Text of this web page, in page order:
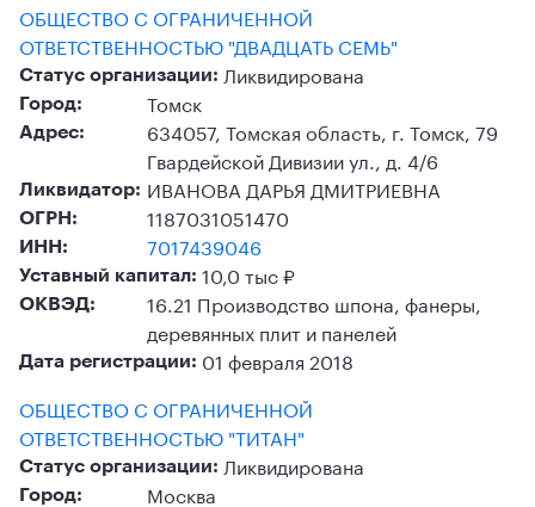
ОБЩЕСТВО С ОГРАНИЧЕННОЙ
ОТВЕТСТВЕННОСТЬЮ "ДВАДЦАТЬ СЕМЬ"
Статус организации: Ликвидирована
Город: Томск
Адрес:
634057, Томская область, г. Томск, 79
Гвардейской Дивизии ул., д. 4/6
Ликвидатор: ИВАНОВА ДАРЬЯ ДМИТРИЕВНА
ОГРН: 1187031051470
ИНН: 7017439046
Уставный капитал: 10,0 тыс ₽
ОКВЭД:
16.21 Производство шпона, фанеры,
деревянных плит и панелей
Дата регистрации: 01 февраля 2018
ОБЩЕСТВО С ОГРАНИЧЕННОЙ
ОТВЕТСТВЕННОСТЬЮ "ТИТАН"
Статус организации: Ликвидирована
Город: Москва